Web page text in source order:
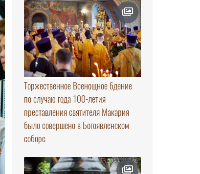
Торжественное Всенощное бдение
по случаю года 100-летия
преставления святителя Макария
было совершено в Богоявленском
соборе